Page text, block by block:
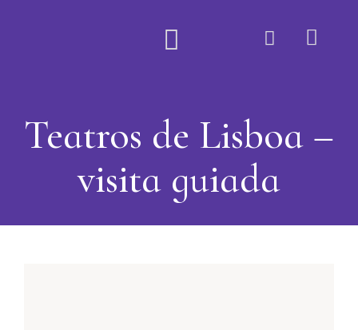
Teatros de Lisboa –
visita guiada